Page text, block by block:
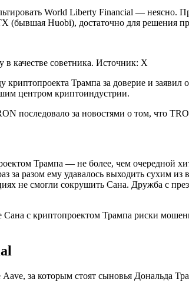
World Liberty Financial — неясно.
(бывшая Huobi), достаточно для решения
качестве советника. Источник: X
криптопроекта Трампа за доверие и
центром криптоиндустрии.
последовало за новостями о том, что
Трампа — не более, чем
за разом ему удавалось выходить
не смогли сокрушить Сана. Дружба с
Сана с криптопроектом Трампа риски
за которым стоят сыновья Дональда